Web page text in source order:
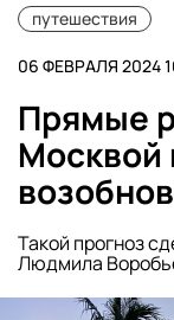
путешествия
06 ФЕВРАЛЯ 2024
Прямые
Москвой
Такой прогноз
Людмила